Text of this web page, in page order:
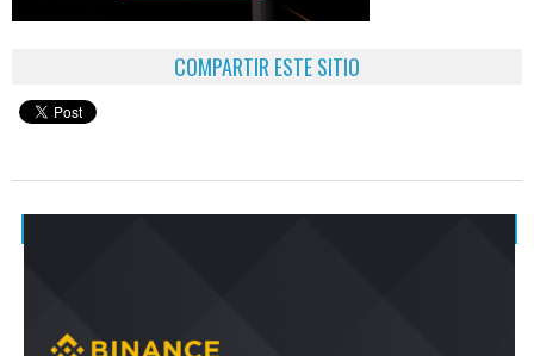
COMPARTIR ESTE SITIO